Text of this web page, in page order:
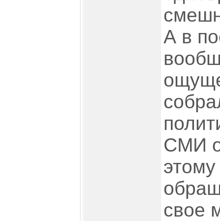
А в
СМИ
свое